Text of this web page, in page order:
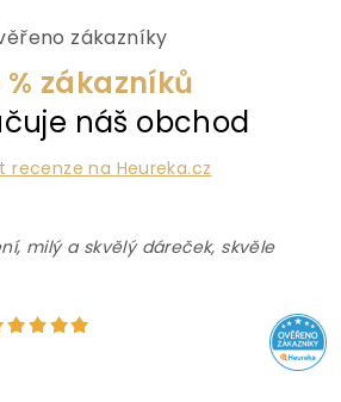
zákazníky
% zákazníků
náš obchod
recenze na Heureka.cz
milý a skvělý dáreček, skvěle